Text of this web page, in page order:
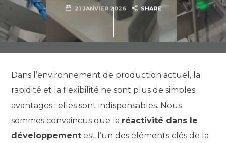
21 JANVIER 2026 SHARE
Dans l’environnement de production actuel, la
rapidité et la flexibilité ne sont plus de simples
avantages : elles sont indispensables. Nous
sommes convaincus que la réactivité dans le
développement est l’un des éléments clés de la